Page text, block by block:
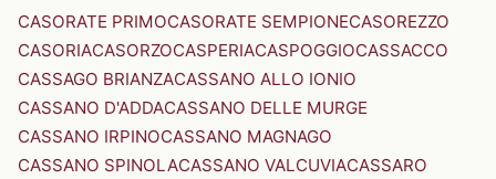
CASORATE PRIMOCASORATE SEMPIONECASOREZZO
CASORIACASORZOCASPERIACASPOGGIOCASSACCO
CASSAGO BRIANZACASSANO ALLO IONIO
CASSANO D'ADDACASSANO DELLE MURGE
CASSANO IRPINOCASSANO MAGNAGO
CASSANO SPINOLACASSANO VALCUVIACASSARO